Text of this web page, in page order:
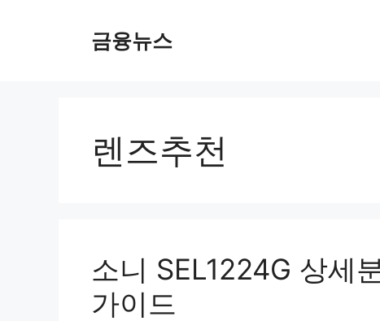
금융뉴스
렌즈추천
소니 SEL1224G 상세
가이드